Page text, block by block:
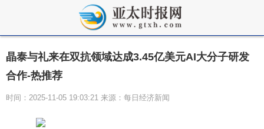
晶泰与礼来在双抗领域达成3.45亿美元AI大分子研发
合作-热推荐
时间：2025-11-05 19:03:21 来源：每日经济新闻